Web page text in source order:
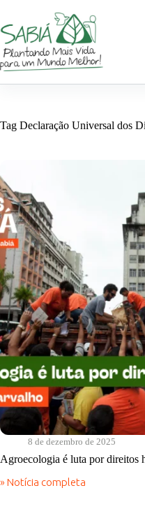
o
conteúdo
Tag Declaração Universal dos
8 de dezembro de 2025
Agroecologia é luta por direitos
» Notícia completa
Agroecologia